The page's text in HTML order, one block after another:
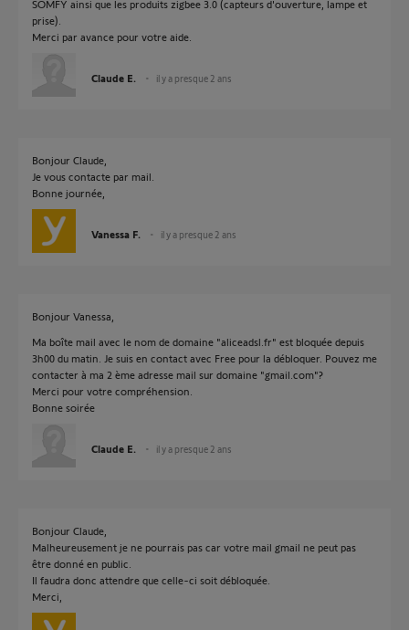
SOMFY ainsi que les produits zigbee 3.0 (capteurs d'ouverture, lampe et
prise).
Merci par avance pour votre aide.
Claude E. il y a presque 2 ans
Bonjour Claude,
Je vous contacte par mail.
Bonne journée,
Vanessa F. il y a presque 2 ans
Bonjour Vanessa,
Ma boîte mail avec le nom de domaine "aliceadsl.fr" est bloquée depuis
3h00 du matin. Je suis en contact avec Free pour la débloquer. Pouvez me
contacter à ma 2 ème adresse mail sur domaine "gmail.com"?
Merci pour votre compréhension.
Bonne soirée
Claude E. il y a presque 2 ans
Bonjour Claude,
Malheureusement je ne pourrais pas car votre mail gmail ne peut pas
être donné en public.
Il faudra donc attendre que celle-ci soit débloquée.
Merci,